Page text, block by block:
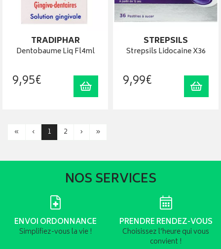
TRADIPHAR
Dentobaume Liq Fl4ml
9,95€ Ajouter au panier
STREPSILS
Strepsils Lidocaine X36
9,99€
« ‹ 1 2 › »
NOS SERVICES
ENVOI ORDONNANCE
Simplifiez-vous la vie !
PRENDRE RENDEZ-VOUS
Choisissez l’heure qui vous
convient !